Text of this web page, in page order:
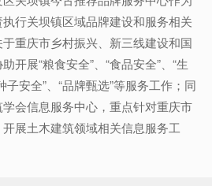
行关坝镇区域品牌建设和服务相关
重庆市乡村振兴、新三线建设和国
开展“粮食安全”、“食品安全”、“生
子安全”、“品牌甄选”等服务工作；同
会信息服务中心，重点针对重庆市
展土木建筑领域相关信息服务工